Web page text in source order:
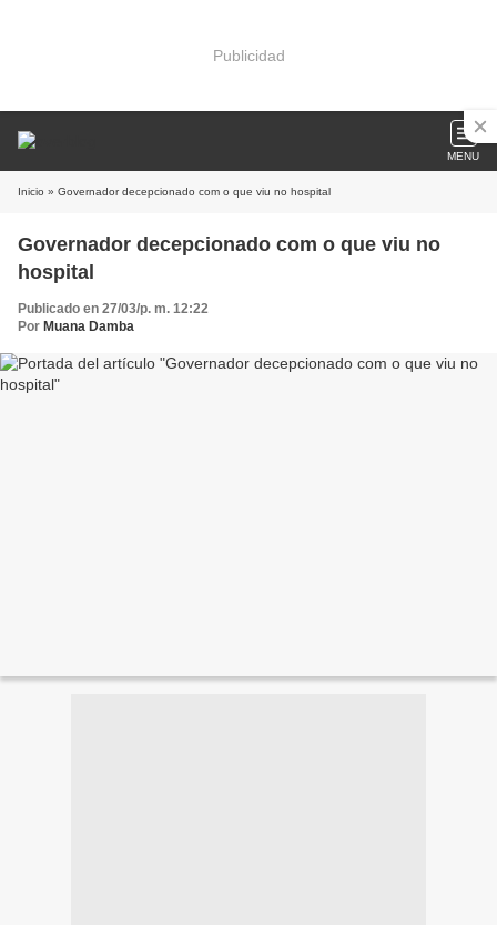
Publicidad
MENU
Inicio » Governador decepcionado com o que viu no hospital
Governador decepcionado com o que viu no
hospital
Publicado en 27/03/p. m. 12:22
Por Muana Damba